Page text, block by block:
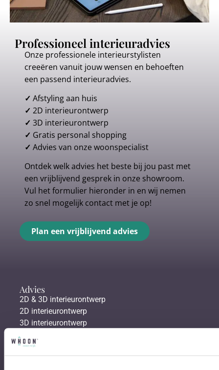
Professioneel interieuradvies
Onze professionele interieurstylisten
creeëren vanuit jouw wensen en behoeften
een passend interieuradvies.
✓ Afstyling aan huis
✓ 2D interieurontwerp
✓ 3D interieurontwerp
✓ Gratis personal shopping
✓ Advies van onze woonspecialist
Ontdek welk advies het beste bij jou past met
een vrijblijvend gesprek in onze showroom.
Vul het formulier hieronder in en wij nemen
zo snel mogelijk contact met je op!
Plan een vrijblijvend advies
Advies
2D & 3D interieurontwerp
2D interieurontwerp
3D interieurontwerp
Gratis personal shopping
Vloeren